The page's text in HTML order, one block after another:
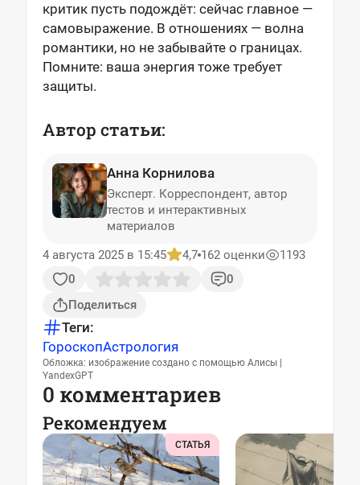
критик пусть подождёт: сейчас главное —
самовыражение. В отношениях — волна
романтики, но не забывайте о границах.
Помните: ваша энергия тоже требует
защиты.
Автор статьи:
Анна Корнилова
Эксперт. Корреспондент, автор
тестов и интерактивных
материалов
4 августа 2025 в 15:45
4,7 162 оценки
1193
0
0
Поделиться
Теги:
ГороскопАстрология
Обложка: изображение создано с помощью Алисы |
YandexGPT
0 комментариев
Рекомендуем
СТАТЬЯ